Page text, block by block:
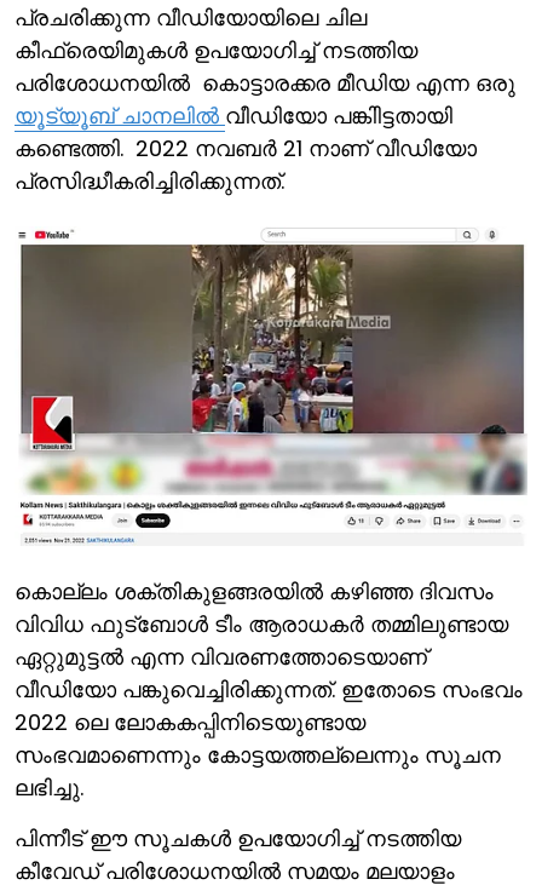
പ്രചരിക്കുന്ന വീഡിയോയിലെ ചില
കീഫ്രെയിമുകള്‍ ഉപയോഗിച്ച് നടത്തിയ
പരിശോധനയില്‍ കൊട്ടാരക്കര മീഡിയ എന്ന ഒരു
യൂട്യൂബ് ചാനലില്‍ വീഡിയോ പങ്കിിട്ടതായി
കണ്ടെത്തി. 2022 നവബര്‍ 21 നാണ് വീഡിയോ
പ്രസിദ്ധീകരിച്ചിരിക്കുന്നത്.
കൊല്ലം ശക്തികുളങ്ങരയിൽ കഴിഞ്ഞ ദിവസം
വിവിധ ഫുട്ബോൾ ടീം ആരാധകർ തമ്മിലുണ്ടായ
ഏറ്റുമുട്ടൽ എന്ന വിവരണത്തോടെയാണ്
വീഡിയോ പങ്കുവെച്ചിരിക്കുന്നത്. ഇതോടെ സംഭവം
2022 ലെ ലോകകപ്പിനിടെയുണ്ടായ
സംഭവമാണെന്നും കോട്ടയത്തല്ലെന്നും സൂചന
ലഭിച്ചു.
പിന്നീട് ഈ സൂചകള്‍ ഉപയോഗിച്ച് നടത്തിയ
കീവേഡ് പരിശോധനയില്‍ സമയം മലയാളം